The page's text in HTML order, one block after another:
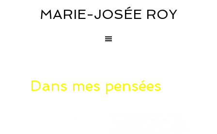
MARIE-JOSÉE ROY
Dans mes pensées